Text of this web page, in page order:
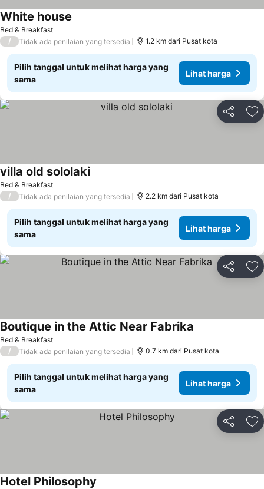
Bed & Breakfast
White house
/ Tidak ada penilaian yang tersedia 1.2 km dari Pusat kota
Pilih tanggal untuk melihat harga yang
sama
Lihat harga
Bagikan
Bed & Breakfast
villa old sololaki
/ Tidak ada penilaian yang tersedia 2.2 km dari Pusat kota
Pilih tanggal untuk melihat harga yang
sama
Lihat harga
Bagikan
Bed & Breakfast
Boutique in the Attic Near Fabrika
/ Tidak ada penilaian yang tersedia 0.7 km dari Pusat kota
Pilih tanggal untuk melihat harga yang
sama
Lihat harga
Bagikan
Hotel Philosophy